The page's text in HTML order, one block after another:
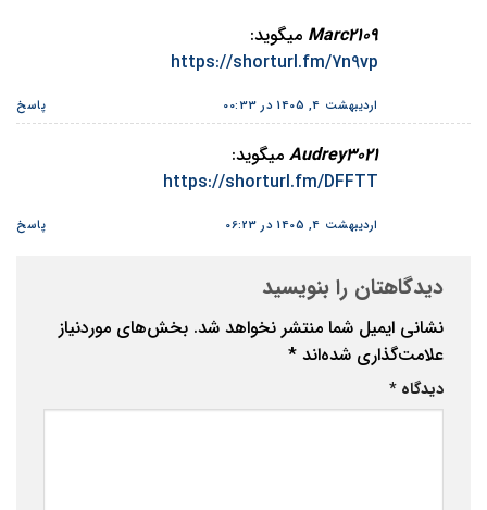
Marc2109 میگوید:
https://shorturl.fm/7n9vp
اردیبهشت 4, 1405 در 00:33 پاسخ
Audrey3021 میگوید:
https://shorturl.fm/DFFTT
اردیبهشت 4, 1405 در 06:23 پاسخ
دیدگاهتان را بنویسید
نشانی ایمیل شما منتشر نخواهد شد. بخش‌های موردنیاز
علامت‌گذاری شده‌اند *
دیدگاه *